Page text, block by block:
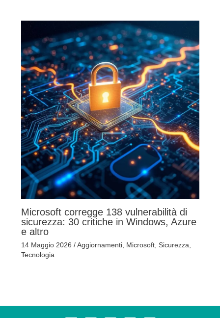
Microsoft corregge 138 vulnerabilità di
sicurezza: 30 critiche in Windows, Azure
e altro
14 Maggio 2026 /Aggiornamenti, Microsoft, Sicurezza
Tecnologia